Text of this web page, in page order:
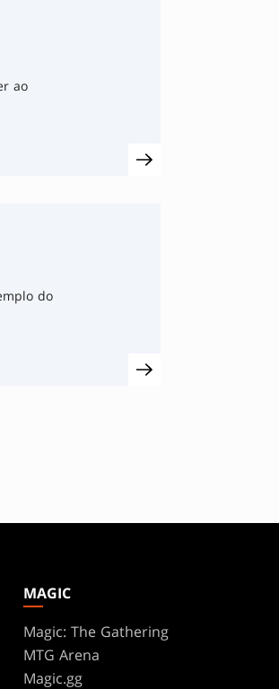
ao
do
MAGIC
Magic: The Gathering
MTG Arena
Magic.gg